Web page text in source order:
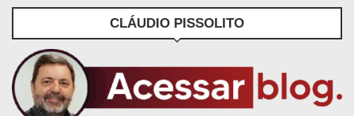
CLÁUDIO PISSOLITO